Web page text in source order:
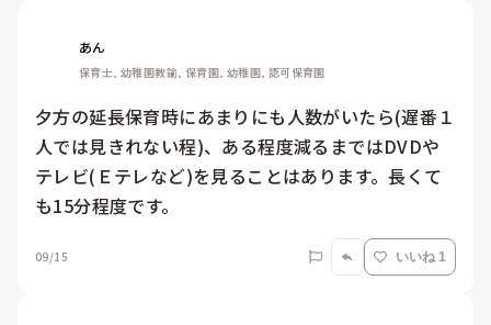
あん
保育士, 幼稚園教諭, 保育園, 幼稚園, 認可保育園
夕方の延長保育時にあまりにも人数がいたら(遅番１
人では見きれない程)、ある程度減るまではDVDや
テレビ(Ｅテレなど)を見ることはあります。長くて
も15分程度です。
09/15 いいね 1